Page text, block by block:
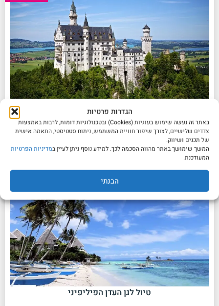
הגדרות פרטיות
באתר זה נעשה שימוש בעוגיות (Cookies) ובטכנולוגיות דומות, לרבות באמצעות
צדדים שלישיים, לצורך שיפור חוויית המשתמש, ניתוח סטטיסטי, התאמה אישית
של תכנים ושיווק.
המשך שימושך באתר מהווה הסכמה לכך. למידע נוסף ניתן לעיין במדיניות הפרטיות
המעודכנת.
הבנתי
בין מינכן לאגם קונסטנץ – מסע מוזיקלי בלב אירופה
לפרטים
טיול לגן העדן הפיליפיני